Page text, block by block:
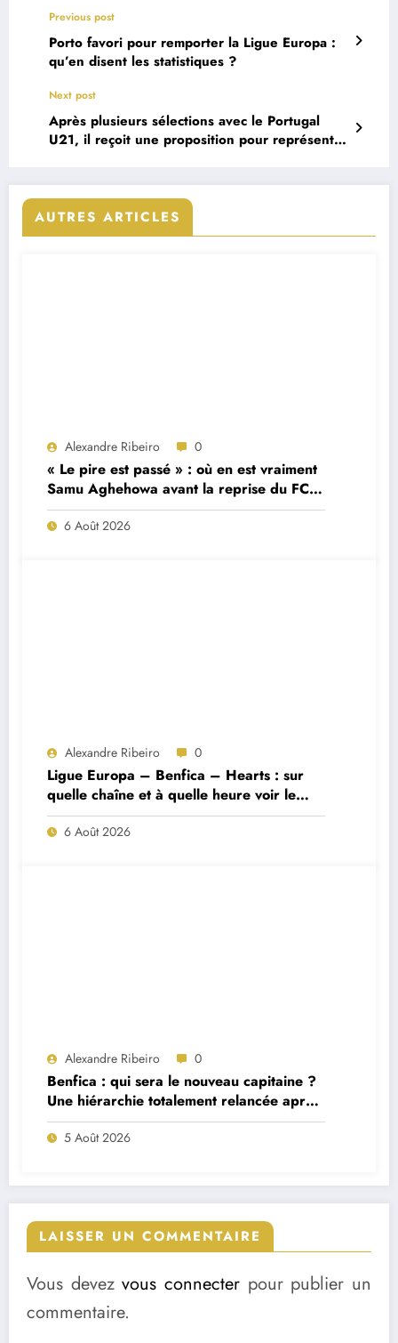
Previous post
Porto favori pour remporter la Ligue Europa :
qu’en disent les statistiques ?
Next post
Après plusieurs sélections avec le Portugal
U21, il reçoit une proposition pour représenter
AUTRES ARTICLES
Alexandre Ribeiro 0
« Le pire est passé » : où en est vraiment
Samu Aghehowa avant la reprise du FC
Porto ?
6 Août 2026
Alexandre Ribeiro 0
Ligue Europa – Benfica – Hearts : sur
quelle chaîne et à quelle heure voir le
match ?
6 Août 2026
Alexandre Ribeiro 0
Benfica : qui sera le nouveau capitaine ?
Une hiérarchie totalement relancée après
deux départs majeurs
5 Août 2026
LAISSER UN COMMENTAIRE
Vous devezvous connecter pour publier un
commentaire.